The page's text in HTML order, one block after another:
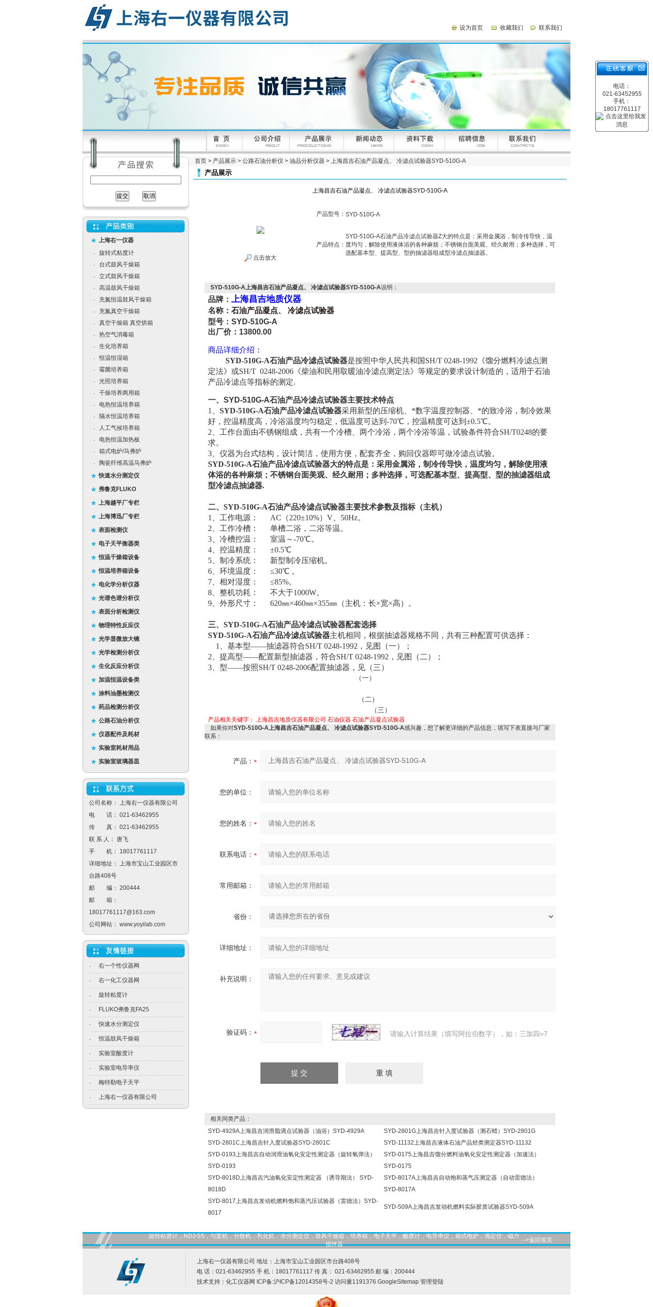
设为首页 收藏我们 联系我们
电话：
021-63452955
手机：
18017761117
上海右一仪器
·
旋转式粘度计
·
台式鼓风干燥箱
·
立式鼓风干燥箱
·
高温鼓风干燥箱
·
充氮恒温鼓风干燥箱
·
充氮真空干燥箱
·
真空干燥箱 真空烘箱
·
热空气消毒箱
·
生化培养箱
·
恒温恒湿箱
·
霉菌培养箱
·
光照培养箱
·
干燥培养两用箱
·
电热恒温培养箱
·
隔水恒温培养箱
·
人工气候培养箱
·
电热恒温加热板
·
箱式电炉/马弗炉
·
陶瓷纤维高温马弗炉
快速水分测定仪
弗鲁克FLUKO
上海越平厂专栏
上海博迅厂专栏
表面检测仪
电子天平衡器类
恒温干燥箱设备
恒温培养箱设备
电化学分析仪器
光谱色谱分析仪
表面分析检测仪
物理特性反应仪
光学显微放大镜
光学检测分析仪
生化反应分析仪
加温恒温设备类
涂料油墨检测仪
药品检测分析仪
公路石油分析仪
仪器配件及耗材
实验室耗材用品
实验室玻璃器皿
公司名称： 上海右一仪器有限公司
电 话： 021-63462955
传 真： 021-63462955
联 系 人： 唐飞
手 机： 18017761117
详细地址： 上海市宝山工业园区市
台路408号
邮 编： 200444
邮 箱：
18017761117@163.com
公司网站： www.yoyilab.com
· 右一个性仪器网
· 右一化工仪器网
· 旋转粘度计
· FLUKO弗鲁克FA25
· 快速水分测定仪
· 恒温鼓风干燥箱
· 实验室酸度计
· 实验室电导率仪
· 梅特勒电子天平
· 上海右一仪器有限公司
首页 > 产品展示 > 公路石油分析仪 > 油品分析仪器 > 上海昌吉石油产品凝点、 冷滤点试验器SYD-510G-A
产品展示
上海昌吉石油产品凝点、 冷滤点试验器SYD-510G-A
点击放大
产品型号： SYD-510G-A
产品特点：
SYD-510G-A石油产品冷滤点试验器Z大的特点是：采用金属浴，制冷传导快，温
度均匀，解除使用液体浴的各种麻烦；不锈钢台面美观、经久耐用；多种选择，可
选配基本型、提高型、型的抽滤器组成型冷滤点抽滤器。
SYD-510G-A上海昌吉石油产品凝点、 冷滤点试验器SYD-510G-A说明：
品牌： 上海昌吉地质仪器
名称： 石油产品凝点、 冷滤点试验器
型号： SYD-510G-A
出厂价：13800.00
商品详细介绍：
SYD-510G-A石油产品冷滤点试验器是按照中华人民共和国SH/T 0248-1992《馏分燃料冷滤点测
定法》或SH/T 0248-2006《柴油和民用取暖油冷滤点测定法》等规定的要求设计制造的，适用于石油
产品冷滤点等指标的测定.
一、SYD-510G-A石油产品冷滤点试验器主要技术特点
1、 SYD-510G-A石油产品冷滤点试验器采用新型的压缩机、*数字温度控制器、*的致冷浴，制冷效果
好，控温精度高，冷浴温度均匀稳定，低温度可达到-70℃，控温精度可达到±0.5℃。
2、工作台面由不锈钢组成，共有一个冷槽、两个冷浴，两个冷浴等温，试验条件符合SH/T0248的要
求。
3、仪器为台式结构，设计简洁，使用方便，配套齐全，购回仪器即可做冷滤点试验。
SYD-510G-A石油产品冷滤点试验器大的特点是：采用金属浴，制冷传导快，温度均匀，解除使用液
体浴的各种麻烦；不锈钢台面美观、经久耐用；多种选择，可选配基本型、提高型、型的抽滤器组成
型冷滤点抽滤器.
二、 SYD-510G-A石油产品冷滤点试验器主要技术参数及指标（主机）
1、工作电源： AC（220±10%）V、50Hz。
2、工作冷槽： 单槽二浴，二浴等温。
3、冷槽控温： 室温～-70℃。
4、控温精度： ±0.5℃
5、制冷系统： 新型制冷压缩机。
6、环境温度： ≤30℃ 。
7、相对湿度： ≤85%。
8、整机功耗： 不大于1000W。
9、外形尺寸： 620㎜×460㎜×355㎜（主机：长×宽×高）。
三、 SYD-510G-A石油产品冷滤点试验器配套选择
SYD-510G-A石油产品冷滤点试验器主机相同，根据抽滤器规格不同，共有三种配置可供选择：
1、基本型——抽滤器符合SH/T 0248-1992，见图（一）；
2、提高型——配置新型抽滤器，符合SH/T 0248-1992，见图（二）；
3、型——按照SH/T 0248-2006配置抽滤器，见（三）
（一）
（二）
（三）
产品相关关键字： 上海昌吉地质仪器有限公司 石油仪器 石油产品凝点试验器
如果你对SYD-510G-A上海昌吉石油产品凝点、 冷滤点试验器SYD-510G-A感兴趣，想了解更详细的产品信息，填写下表直接与厂家
联系：
产品：
您的单位：
您的姓名：
联系电话：
常用邮箱：
省份：
详细地址：
补充说明：
验证码： 请输入计算结果（填写阿拉伯数字），如：三加四=7
相关同类产品：
SYD-4929A上海昌吉润滑脂滴点试验器（油浴）SYD-4929A
SYD-2801G上海昌吉针入度试验器（测石蜡）SYD-2801G
SYD-2801C上海昌吉针入度试验器SYD-2801C
SYD-11132上海昌吉液体石油产品烃类测定器SYD-11132
SYD-0193上海昌吉自动润滑油氧化安定性测定器（旋转氧弹法）
SYD-0193
SYD-0175上海昌吉馏分燃料油氧化安定性测定器（加速法）
SYD-0175
SYD-8018D上海昌吉汽油氧化安定性测定器 （诱导期法） SYD-
8018D
SYD-8017A上海昌吉自动饱和蒸气压测定器（自动雷德法）
SYD-8017A
SYD-8017上海昌吉发动机燃料饱和蒸汽压试验器（雷德法）SYD-
8017
SYD-509A上海昌吉发动机燃料实际胶质试验器SYD-509A
旋转粘度计，NDJ-5S，匀桨机，分散机，乳化机，水分测定仪，鼓风干燥箱，培养箱，电子天平，酸度计，电导率仪，箱式电炉，滴定仪，磁力
搅拌器
-->返回首页
上海右一仪器有限公司 地址：上海市宝山工业园区市台路408号
电 话：021-63462955 手 机：18017761117 传 真： 021-63462955 邮 编：200444
技术支持： 化工仪器网 ICP备:沪ICP备12014358号-2 访问量1191376 GoogleSitemap 管理登陆